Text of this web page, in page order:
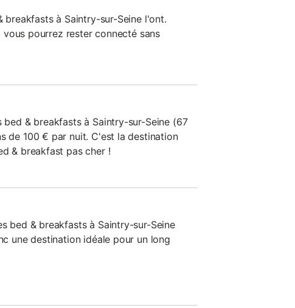
breakfasts à Saintry-sur-Seine l'ont.
pourrez rester connecté sans
& breakfasts à Saintry-sur-Seine (67
de 100 € par nuit. C'est la destination
& breakfast pas cher !
bed & breakfasts à Saintry-sur-Seine
une destination idéale pour un long